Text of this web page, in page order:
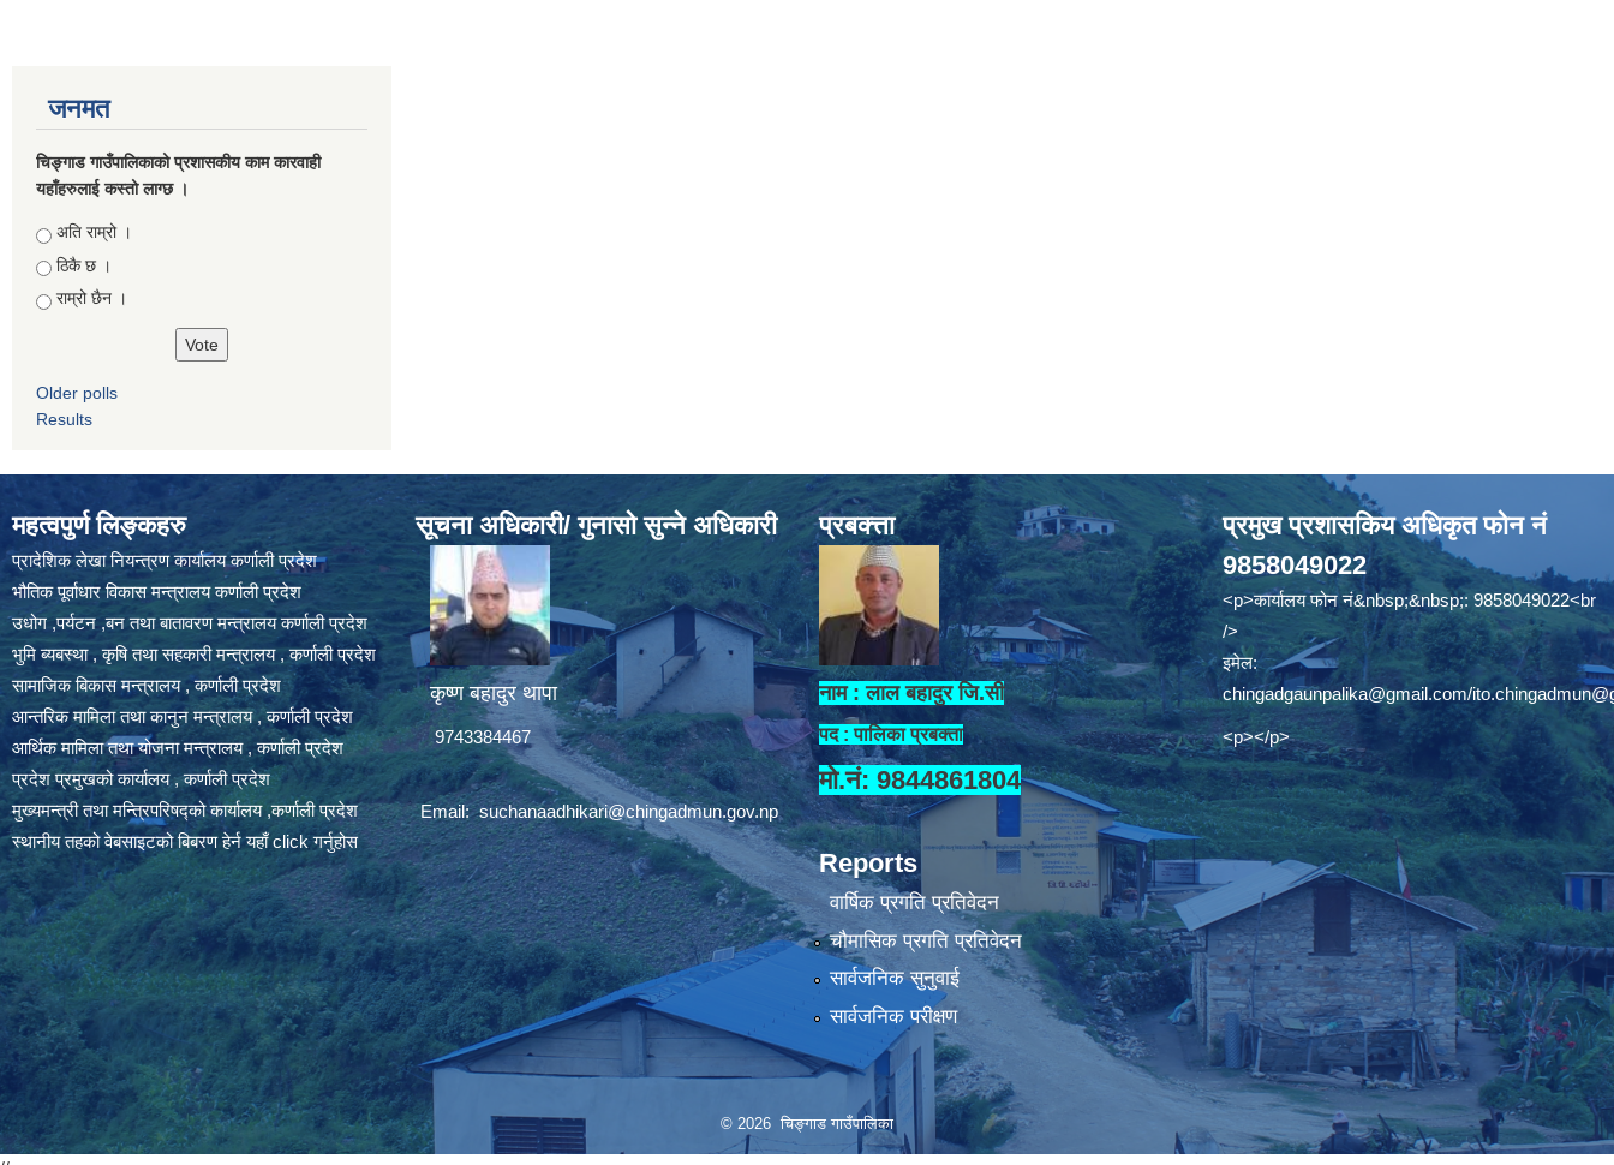
जनमत
चिङ्गाड गाउँपालिकाको प्रशासकीय काम कारवाही
यहाँहरुलाई कस्तो लाग्छ ।
Choices
अति राम्रो ।
ठिकै छ ।
राम्रो छैन ।
Older polls
Results
महत्वपुर्ण लिङ्कहरु
प्रादेशिक लेखा नियन्त्रण कार्यालय कर्णाली प्रदेश
भौतिक पूर्वाधार विकास मन्त्रालय कर्णाली प्रदेश
उधोग ,पर्यटन ,बन तथा बातावरण मन्त्रालय कर्णाली प्रदेश
भुमि ब्यबस्था , कृषि तथा सहकारी मन्त्रालय , कर्णाली प्रदेश
सामाजिक बिकास मन्त्रालय , कर्णाली प्रदेश
आन्तरिक मामिला तथा कानुन मन्त्रालय , कर्णाली प्रदेश
आर्थिक मामिला तथा योजना मन्त्रालय , कर्णाली प्रदेश
प्रदेश प्रमुखको कार्यालय , कर्णाली प्रदेश
मुख्यमन्त्री तथा मन्त्रिपरिषद्को कार्यालय ,कर्णाली प्रदेश
स्थानीय तहको वेबसाइटको बिबरण हेर्न यहाँ click गर्नुहोस
सूचना अधिकारी/ गुनासो सुन्ने अधिकारी
कृष्ण बहादुर थापा
9743384467
Email:suchanaadhikari@chingadmun.gov.np
प्रबक्त्ता
नाम : लाल बहादुर जि.सी
पद : पालिका प्रबक्ता
मो.नं: 9844861804
Reports
वार्षिक प्रगति प्रतिवेदन
चौमासिक प्रगति प्रतिवेदन
सार्वजनिक सुनुवाई
सार्वजनिक परीक्षण
प्रमुख प्रशासकिय अधिकृत फोन नं
9858049022
<p>कार्यालय फोन नं&nbsp;&nbsp;: 9858049022<br
/>
इमेल:
chingadgaunpalika@gmail.com/
<p></p>
© 2026 चिङ्गाड गाउँपालिका